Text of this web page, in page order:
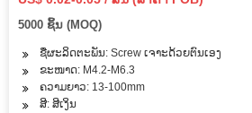
5000 ຊິ້ນ (MOQ)
ຊື່ຜະລິດຕະພັນ: Screw ເຈາະດ້ວຍຕົນເອງ
ຂະໜາດ: M4.2-M6.3
ຄວາມຍາວ: 13-100mm
ສີ: ສີເງິນ